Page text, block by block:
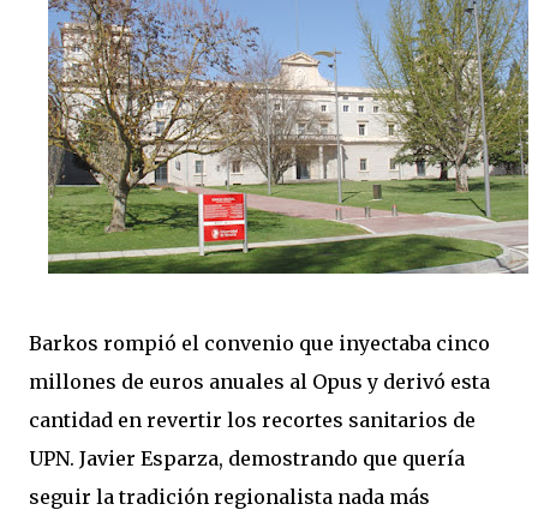
Barkos rompió el convenio que inyectaba cinco
millones de euros anuales al Opus y derivó esta
cantidad en revertir los recortes sanitarios de
UPN. Javier Esparza, demostrando que quería
seguir la tradición regionalista nada más